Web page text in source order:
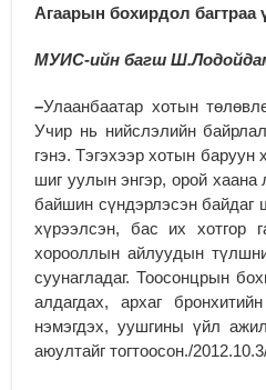
Агаарын бохирдол багтраа
МУИС-ийн багш
–Улаанбаатар хотын
Учир нь нийслэлийн
гэнэ. Тэгэхээр хотын баруун
шиг уулын энгэр, орой хаана
байшин сүндэрлэсэн байдаг
хүрээлсэн, бас их хотгор
хорооллын айлуудын
суунагладаг. Тоосонцрын
алдагдах, архаг
нэмэгдэх, уушгины үйл
аюултайг тогтоосон./